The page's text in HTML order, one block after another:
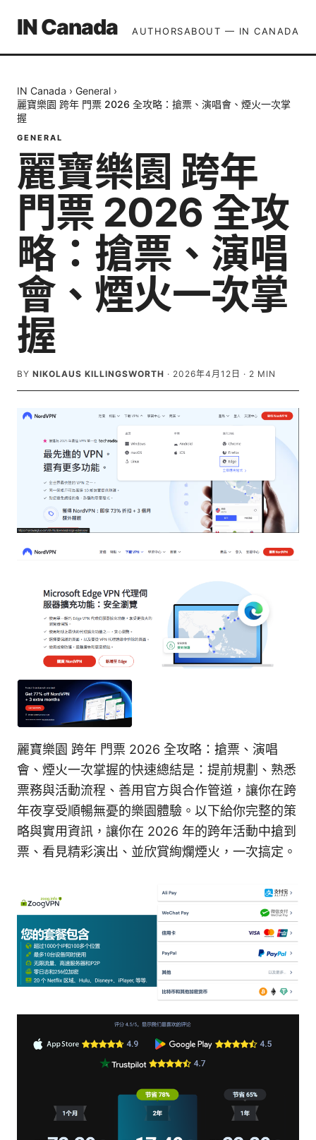
IN Canada AUTHORSABOUT — IN CANADA
IN Canada › General ›
麗寶樂園 跨年 門票 2026 全攻略：搶票、演唱會、煙火一次掌
握
GENERAL
麗寶樂園 跨年
門票 2026 全攻
略：搶票、演唱
會、煙火一次掌
握
BY NIKOLAUS KILLINGSWORTH · 2026年4月12日 · 2 MIN
麗寶樂園 跨年 門票 2026 全攻略：搶票、演唱
會、煙火一次掌握的快速總結是：提前規劃、熟悉
票務與活動流程、善用官方與合作管道，讓你在跨
年夜享受順暢無憂的樂園體驗。以下給你完整的策
略與實用資訊，讓你在 2026 年的跨年活動中搶到
票、看見精彩演出、並欣賞絢爛煙火，一次搞定。